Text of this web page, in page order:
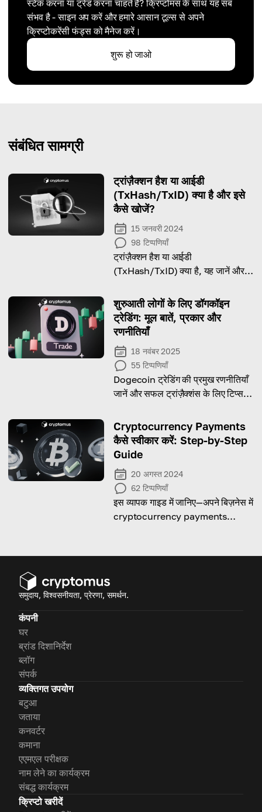
स्टेक करना या ट्रेड करना चाहते हैं? क्रिप्टोमस के साथ यह सब
संभव है - साइन अप करें और हमारे आसान टूल्स से अपने
क्रिप्टोकरेंसी फंड्स को मैनेज करें।
शुरू हो जाओ
संबंधित सामग्री
ट्रांज़ैक्शन हैश या आईडी
(TxHash/TxID) क्या है और इसे
कैसे खोजें?
15 जनवरी 2024
98 टिप्पणियाँ
ट्रांज़ैक्शन हैश या आईडी
(TxHash/TxID) क्या है, यह जानें और
सकता है।
शुरुआती लोगों के लिए डॉगकॉइन
ट्रेडिंग: मूल बातें, प्रकार और
रणनीतियाँ
18 नवंबर 2025
55 टिप्पणियाँ
Dogecoin ट्रेडिंग की प्रमुख रणनीतियाँ
जानें और सफल ट्रांज़ैक्शंस के लिए टिप्स
Cryptocurrency Payments
कैसे स्वीकार करें: Step-by-Step
Guide
20 अगस्त 2024
62 टिप्पणियाँ
इस व्यापक गाइड में जानिए—अपने बिज़नेस में
cryptocurrency payments
समुदाय, विश्वसनीयता, प्रेरणा, समर्थन.
कंपनी
घर
ब्रांड दिशानिर्देश
ब्लॉग
संपर्क
व्यक्तिगत उपयोग
बटुआ
जताया
कनवर्टर
कमाना
एएमएल परीक्षक
नाम लेने का कार्यक्रम
संबद्ध कार्यक्रम
क्रिप्टो खरीदें